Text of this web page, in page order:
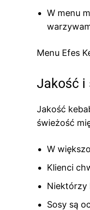
W menu
Menu Efes
Jakość i
Jakość
świeżość
W
Klienci
Niektórzy
Sosy są